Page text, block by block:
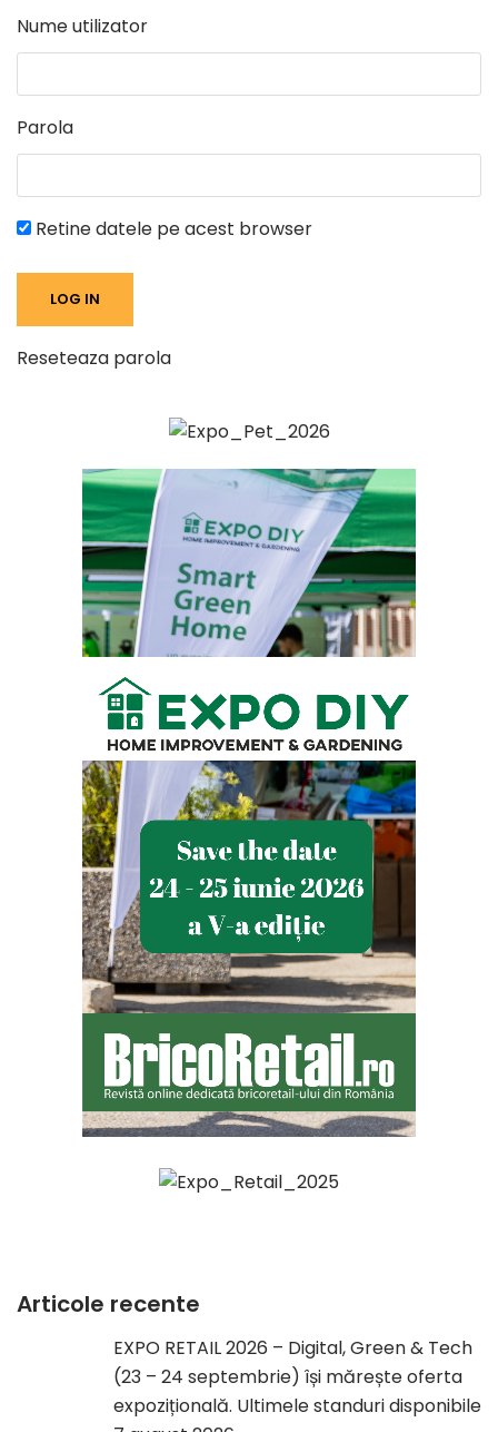
Nume utilizator
Parola
Retine datele pe acest browser
Reseteaza parola
Articole recente
EXPO RETAIL 2026 – Digital, Green & Tech
(23 – 24 septembrie) își mărește oferta
expozițională. Ultimele standuri disponibile